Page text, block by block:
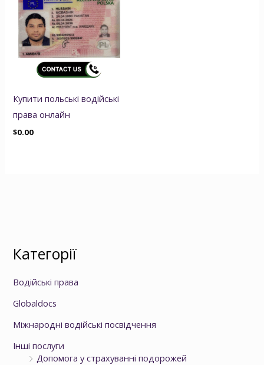
Купити польські водійські
права онлайн
$0.00
Категорії
Водійські права
Globaldocs
Міжнародні водійські посвідчення
Інші послуги
Допомога у страхуванні подорожей